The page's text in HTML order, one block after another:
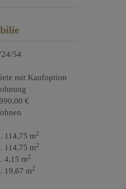
54
mit Kaufoption
€
114,75 m2
114,75 m2
4,15 m2
19,67 m2